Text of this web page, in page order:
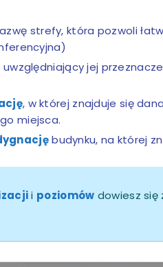
strefy, która pozwoli
jej
, w której znajduje się
miejsca.
budynku, na której
i poziomów dowiesz się